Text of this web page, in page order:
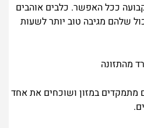
ככל האפשר. כלבים אוהבים
שלהם מגיבה טוב יותר לשעות
מהתזונה
מתמקדים במזון ושוכחים את אחד